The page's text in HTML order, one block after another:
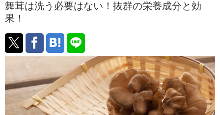
運気
洗濯
生活の知恵
お金
掃除
マナー
舞茸は洗う必要はない！抜群の栄養成分と効
果！